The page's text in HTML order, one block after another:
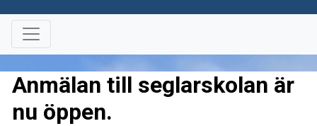
Anmälan till seglarskolan är
nu öppen.